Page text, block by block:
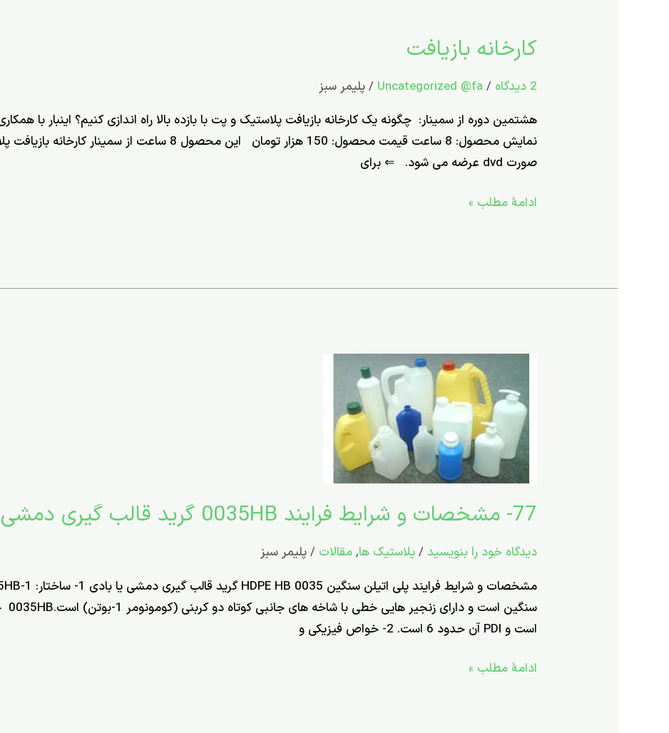
کارخانه بازیافت
2 دیدگاه /
Uncategorized @fa
/پلیمر سبز
هشتمین دوره از سمینار: چگونه یک کارخانه بازیافت پلاستیک و پت با بازده بالا راه اندازی کنیم؟ اینبار با
نمایش محصول: 8 ساعت قیمت محصول: 150 هزار تومان این محصول 8
صورت dvd عرضه می شود. ⇐ برای
کارخانه
بازیافت
ادامۀ مطلب »
77- مشخصات و شرایط فرایند 0035HB گرید قالب گیری دمشی یا بادی
دیدگاه‌ خود را بنویسید /پلاستیک ها,مقالات /پلیمر سبز
است و PDI آن حدود 6 است. 2- خواص فیزیکی و
مشخصات
شرایط
فرایند
0035HB
قالب
دمشی
بادی
ادامۀ مطلب »